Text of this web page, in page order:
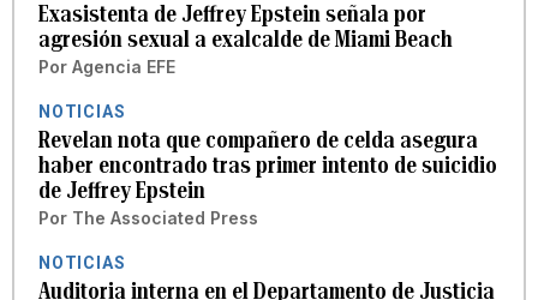
Exasistenta de Jeffrey Epstein señala por
agresión sexual a exalcalde de Miami Beach
Por Agencia EFE
NOTICIAS
Revelan nota que compañero de celda asegura
haber encontrado tras primer intento de suicidio
de Jeffrey Epstein
Por The Associated Press
NOTICIAS
Auditoria interna en el Departamento de Justicia